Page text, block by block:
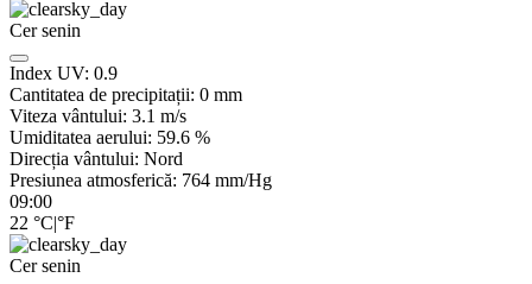
Cer senin
Index UV: 0.9
Cantitatea de precipitații: 0 mm
Viteza vântului: 3.1 m/s
Umiditatea aerului: 59.6 %
Direcția vântului: Nord
Presiunea atmosferică: 764 mm/Hg
09:00
22 °C|°F
Cer senin